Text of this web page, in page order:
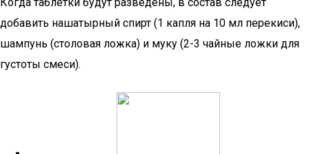
добавить нашатырный спирт (1 капля на 10 мл перекиси),
шампунь (столовая ложка) и муку (2-3 чайные ложки для
густоты смеси).